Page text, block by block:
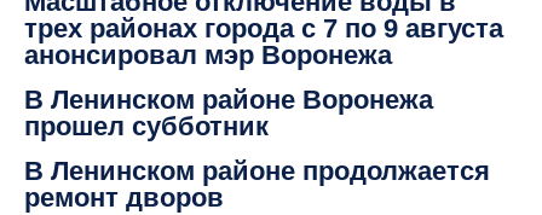
трех районах города с 7 по 9 августа
анонсировал мэр Воронежа
В Ленинском районе Воронежа
прошел субботник
В Ленинском районе продолжается
ремонт дворов